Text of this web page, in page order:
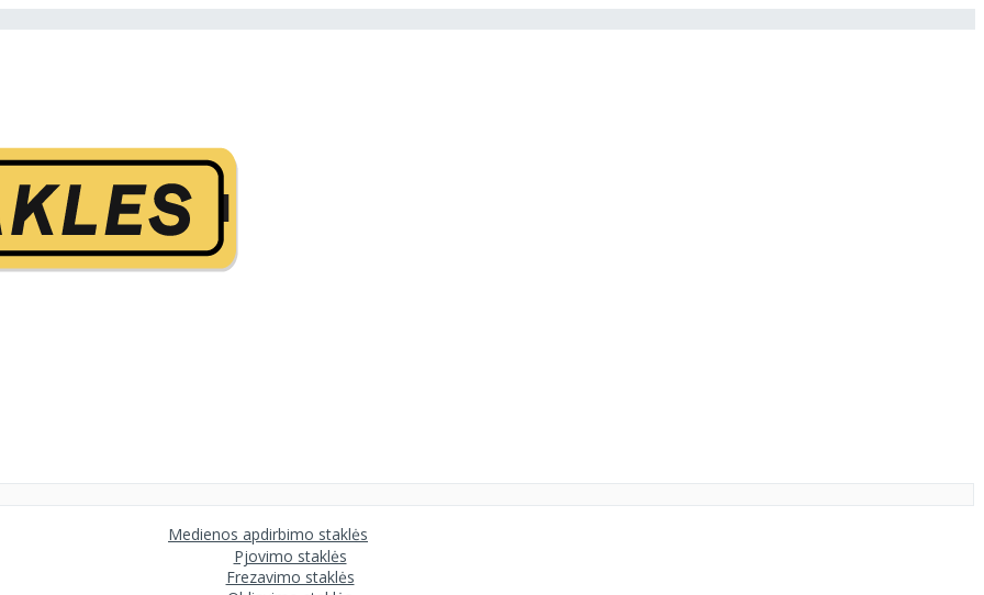
Medienos apdirbimo staklės
Pjovimo staklės
Frezavimo staklės